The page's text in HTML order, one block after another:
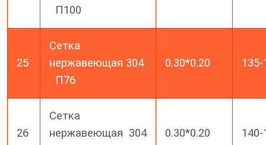
П100
25
Сетка
нержавеющая 304
П76
0.30*0.20
26
Сетка
нержавеющая 304
0.30*0.20